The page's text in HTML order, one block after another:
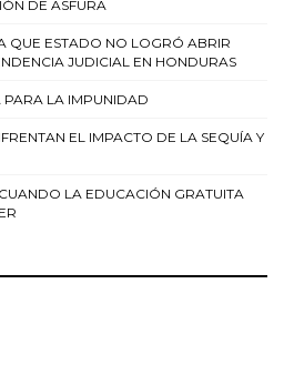
DE ASFURA
QUE ESTADO NO LOGRÓ ABRIR
JUDICIAL EN HONDURAS
PARA LA IMPUNIDAD
EL IMPACTO DE LA SEQUÍA Y
LA EDUCACIÓN GRATUITA